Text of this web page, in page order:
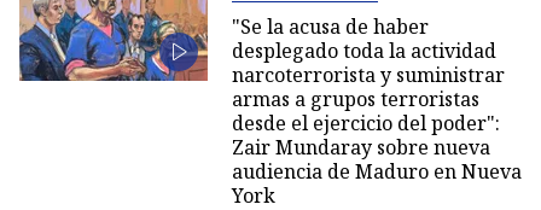
"Se la acusa de haber
desplegado toda la actividad
narcoterrorista y suministrar
armas a grupos terroristas
desde el ejercicio del poder":
Zair Mundaray sobre nueva
audiencia de Maduro en Nueva
York